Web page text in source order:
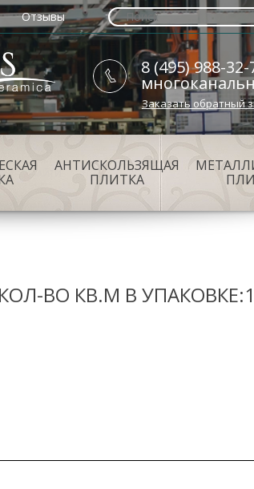
Отзывы
8 (495) 988-32-
Заказать обратный
АНТИСКОЛЬЗЯЩАЯ
ПЛИТКА
ВО КВ.М В